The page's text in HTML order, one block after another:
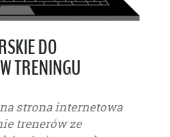
DO
TRENINGU
strona internetowa
trenerów ze